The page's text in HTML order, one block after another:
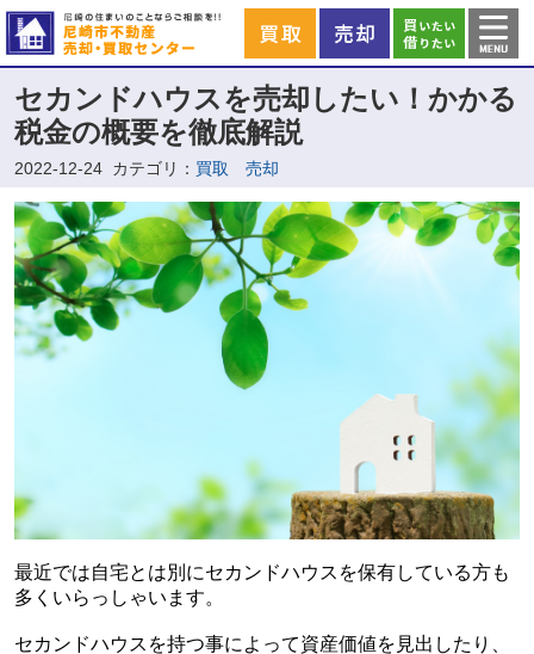
セカンドハウスを売却したい！かかる
税金の概要を徹底解説
2022-12-24 カテゴリ： 買取 売却
最近では自宅とは別にセカンドハウスを保有している方も
多くいらっしゃいます。
セカンドハウスを持つ事によって資産価値を見出したり、